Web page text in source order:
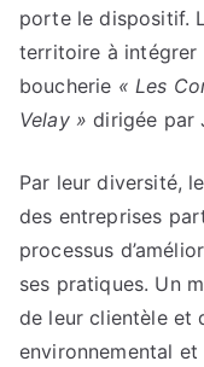
porte le dispositif.
territoire à intégrer
boucherie « Les
Velay » dirigée par
Par leur diversité,
des entreprises
processus
ses pratiques. Un
de leur clientèle et
environnemental